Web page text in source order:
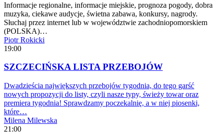
Informacje regionalne, informacje miejskie, prognoza pogody, dobra
muzyka, ciekawe audycje, świetna zabawa, konkursy, nagrody.
Słuchaj przez internet lub w województwie zachodniopomorskiem
(POLSKA)…
Piotr Rokicki
19:00
SZCZECIŃSKA LISTA PRZEBOJÓW
Dwadzieścia największych przebojów tygodnia, do tego garść
nowych propozycji do listy, czyli nasze typy, świeży towar oraz
premiera tygodnia! Sprawdzamy poczekalnię, a w niej piosenki,
które…
Milena Milewska
21:00